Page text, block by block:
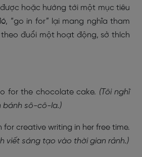
hoặc hướng tới một mục tiêu
“go in for” lại mang nghĩa tham
đuổi một hoạt động, sở thích
for the chocolate cake. (Tôi nghĩ
bánh sô-cô-la.)
for creative writing in her free time.
viết sáng tạo vào thời gian rảnh.)